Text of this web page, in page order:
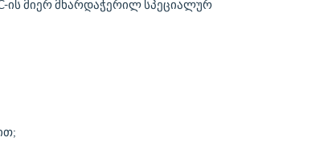
ის მიერ მხარდაჭერილ სპეციალურ